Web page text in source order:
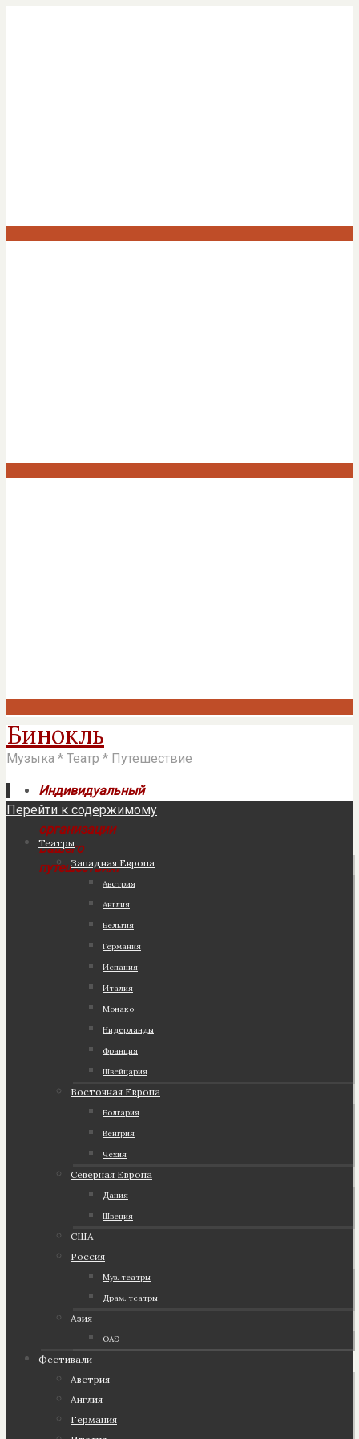
Бинокль
Музыка * Театр * Путешествие
Индивидуальный
подход к
организации
Вашего
путешествия!
Перейти к содержимому
Театры
Западная Европа
Австрия
Англия
Бельгия
Германия
Испания
Италия
Монако
Нидерланды
Франция
Швейцария
Восточная Европа
Болгария
Венгрия
Чехия
Северная Европа
Дания
Швеция
США
Россия
Муз. театры
Драм. театры
Азия
ОАЭ
Фестивали
Австрия
Англия
Германия